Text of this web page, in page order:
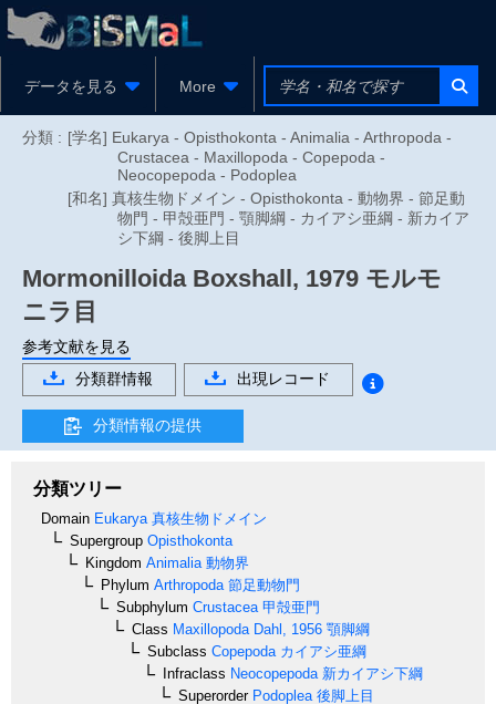
データを見る More
分類 : [学名] Eukarya - Opisthokonta - Animalia - Arthropoda -
Crustacea - Maxillopoda - Copepoda -
Neocopepoda - Podoplea
[和名] 真核生物ドメイン - Opisthokonta - 動物界 - 節足動
物門 - 甲殻亜門 - 顎脚綱 - カイアシ亜綱 - 新カイア
シ下綱 - 後脚上目
MormonilloidaBoxshall, 1979 モルモ
ニラ目
参考文献を見る
分類群情報
出現レコード
分類情報の提供
分類ツリー
Domain Eukarya 真核生物ドメイン
Supergroup Opisthokonta
Kingdom Animalia 動物界
Phylum Arthropoda 節足動物門
Subphylum Crustacea 甲殻亜門
Class Maxillopoda Dahl, 1956 顎脚綱
Subclass Copepoda カイアシ亜綱
Infraclass Neocopepoda 新カイアシ下綱
SuperorderPodoplea 後脚上目